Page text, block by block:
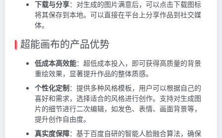
下载与分享：对生成的图片满意后，可以点击下载图标
将其保存到本地。可以直接在平台上分享作品到社交媒
体。
超能画布的产品优势
低成本高效能：超低成本投入，即可获得高质量的背景
重绘效果，显著提升作品的整体质感。
个性化定制：提供多种风格模板，用户可以根据自己的
喜好和需求，选择适合的风格进行创作。支持对生成图
片的细节进行二次编辑，如发色、表情、画面背景等，
提升创作自由度。
真实度保障：基于百度自研的智能人脸融合算法，确保